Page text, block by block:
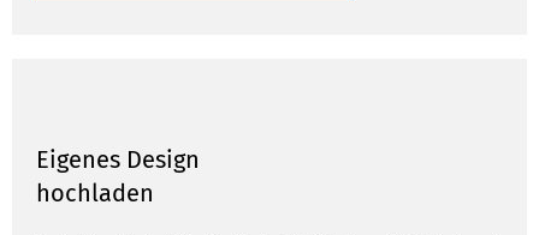
Eigenes Design
hochladen